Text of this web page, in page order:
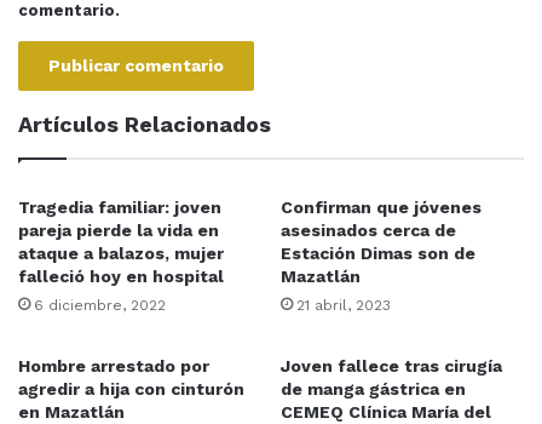
comentario.
Artículos Relacionados
Tragedia familiar: joven
pareja pierde la vida en
ataque a balazos, mujer
falleció hoy en hospital
6 diciembre, 2022
Confirman que jóvenes
asesinados cerca de
Estación Dimas son de
Mazatlán
21 abril, 2023
Hombre arrestado por
agredir a hija con cinturón
en Mazatlán
Joven fallece tras cirugía
de manga gástrica en
CEMEQ Clínica María del